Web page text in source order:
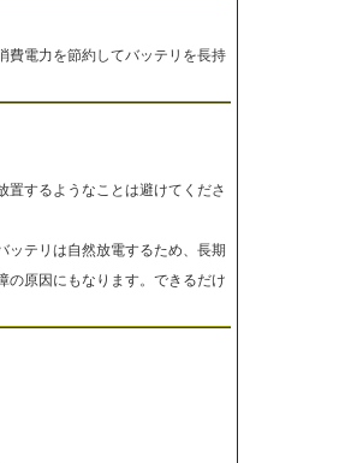
費電力を節約してバッテリを長持
置するようなことは避けてくださ
ッテリは自然放電するため、長期
の原因にもなります。できるだけ